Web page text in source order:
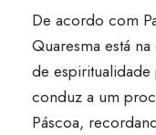
De acordo com
Quaresma está
de
conduz a um
Páscoa,